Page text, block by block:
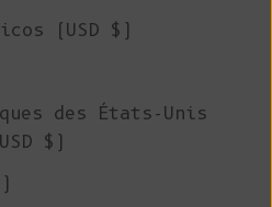
(USD $)
des États-Unis
$)